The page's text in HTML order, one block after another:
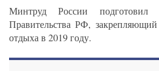
Минтруд России подготовил
Правительства РФ,
отдыха в 2019 году.